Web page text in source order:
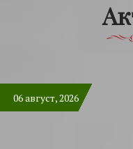
06 август, 2026